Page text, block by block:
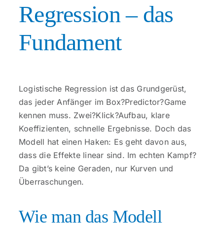
Regression – das
Fundament
Logistische Regression ist das Grundgerüst,
das jeder Anfänger im Box?Predictor?Game
kennen muss. Zwei?Klick?Aufbau, klare
Koeffizienten, schnelle Ergebnisse. Doch das
Modell hat einen Haken: Es geht davon aus,
dass die Effekte linear sind. Im echten Kampf?
Da gibt’s keine Geraden, nur Kurven und
Überraschungen.
Wie man das Modell